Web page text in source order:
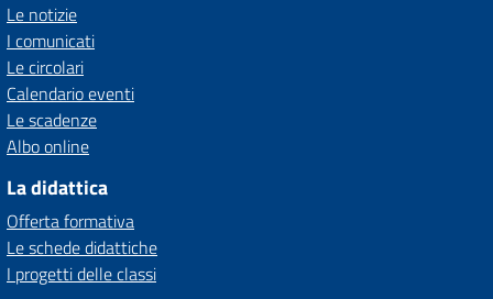
Le notizie
I comunicati
Le circolari
Calendario eventi
Le scadenze
Albo online
La didattica
Offerta formativa
Le schede didattiche
I progetti delle classi